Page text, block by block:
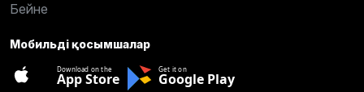
Бейне
Мобильді қосымшалар
Download on the
App Store
Get it on
Google Play